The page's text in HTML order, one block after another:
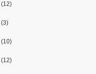
(12)
(3)
(10)
(12)